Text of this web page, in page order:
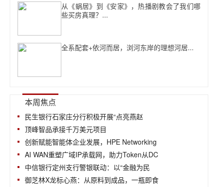
从《蜗居》到《安家》，热播剧教会了我们哪
些买房真理？...
全系配套+依河而居，浏河东岸的理想河居...
本周焦点
民生银行石家庄分行积极开展“点亮燕赵
顶峰智品承接千万美元项目
创新赋能智能体企业发展，HPE Networking
AI WAN重塑广域IP承载网，助力Token从DC
中信银行定州支行警银联动：以“金融为民
御芝林X龙标心燕：从原料到成品，一瓶即食